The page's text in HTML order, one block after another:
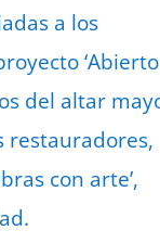
a los
‘Abierto
del altar
restauradores,
con arte’,